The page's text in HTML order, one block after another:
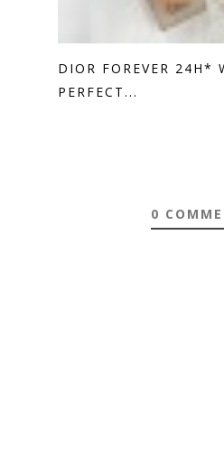
DIOR FOREVER 24H*
PERFECT...
0